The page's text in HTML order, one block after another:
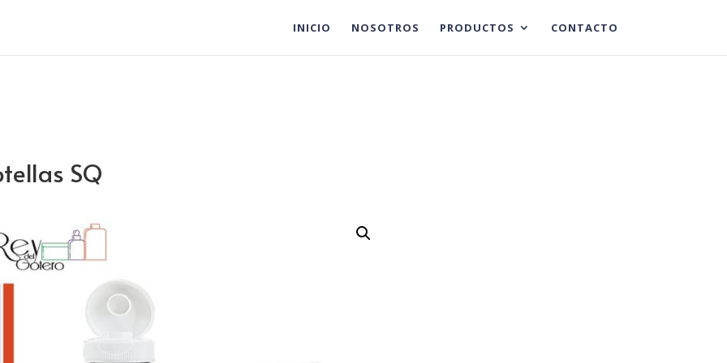
INICIO NOSOTROS PRODUCTOS CONTACTO
SQ